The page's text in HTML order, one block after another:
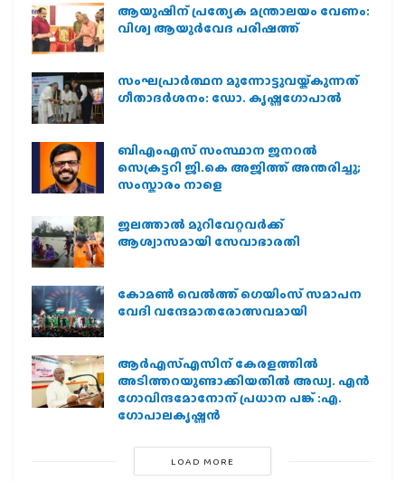
ആയുഷിന് പ്രത്യേക മന്ത്രാലയം വേണം:
വിശ്വ ആയുര്‍വേദ പരിഷത്ത്
സംഘപ്രാര്‍ത്ഥന മുന്നോട്ടുവയ്ക്കുന്നത്
ഗീതാദര്‍ശനം: ഡോ. കൃഷ്ണഗോപാല്‍
ബിഎംഎസ് സംസ്ഥാന ജനറൽ
സെക്രട്ടറി ജി.കെ അജിത്ത് അന്തരിച്ചു;
സംസ്കാരം നാളെ
ജലത്താല്‍ മുറിവേറ്റവര്‍ക്ക്
ആശ്വാസമായി സേവാഭാരതി
കോമൺ വെൽത്ത് ഗെയിംസ് സമാപന
വേദി വന്ദേമാതരോത്സവമായി
ആര്‍എസ്എസിന് കേരളത്തില്‍
അടിത്തറയുണ്ടാക്കിയതില്‍ അഡ്വ. എന്‍
ഗോവിന്ദമോനോന് പ്രധാന പങ്ക് :എ.
ഗോപാലകൃഷ്ണന്‍
LOAD MORE